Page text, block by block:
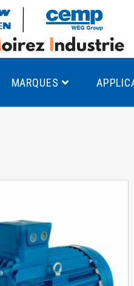
MARQUES